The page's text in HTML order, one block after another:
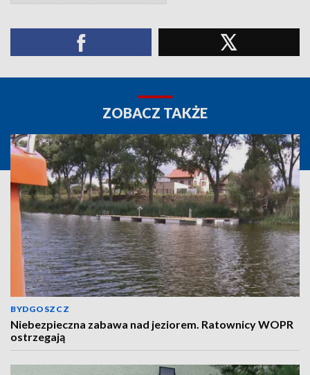
ZOBACZ TAKŻE
BYDGOSZCZ
Niebezpieczna zabawa nad jeziorem. Ratownicy WOPR
ostrzegają